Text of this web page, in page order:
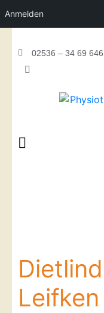
Anmelden
02536 – 34 69 646
Leifken